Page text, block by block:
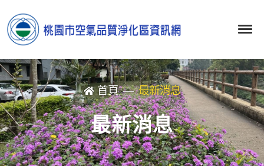
首頁 最新消息
最新消息